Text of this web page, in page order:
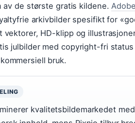
av de største gratis kildene.
arkivbilder spesifikt for
vektorer, HD-klipp og
julbilder med copyright-fri
bruk.
kvalitetsbildemarkedet med